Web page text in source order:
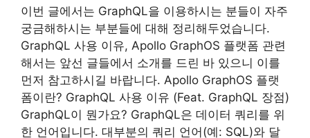
이번 글에서는 GraphQL을 이용하시는 분들이 자주
궁금해하시는 부분들에 대해 정리해두었습니다.
GraphQL 사용 이유, Apollo GraphOS 플랫폼 관련
해서는 앞선 글들에서 소개를 드린 바 있으니 이를
먼저 참고하시길 바랍니다. Apollo GraphOS 플랫
폼이란? GraphQL 사용 이유 (Feat. GraphQL 장점)
GraphQL이 뭔가요? GraphQL은 데이터 쿼리를 위
한 언어입니다. 대부분의 쿼리 언어(예: SQL)와 달